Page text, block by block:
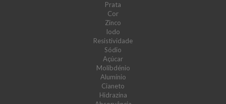
Prata
Cor
Zinco
Iodo
Resistividade
Sódio
Açúcar
Molibdénio
Alumínio
Cianeto
Hidrazina